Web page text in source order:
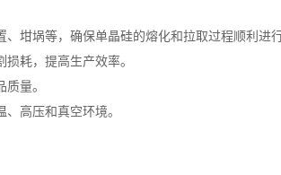
坩埚等，确保单晶硅的熔化和拉取过程顺利进行
耗，提高生产效率。
量。
高压和真空环境。